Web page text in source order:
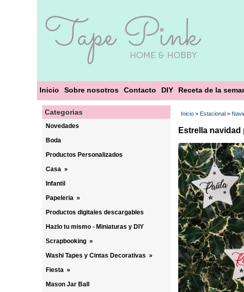
Inicio Sobre nosotros Contacto DIY Receta de la
Categorias
Novedades
Boda
Productos Personalizados
Casa »
Infantil
Papeleria »
Productos digitales descargables
Hazlo tu mismo - Miniaturas y DIY
Scrapbooking »
Washi Tapes y Cintas Decorativas »
Fiesta »
Mason Jar Ball
Inicio > Estacional >
Estrella